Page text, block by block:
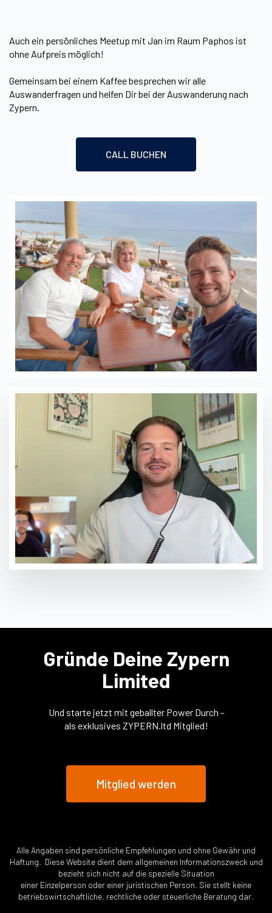
Auch ein persönliches Meetup mit Jan im Raum Paphos ist
ohne Aufpreis möglich!
Gemeinsam bei einem Kaffee besprechen wir alle
Auswanderfragen und helfen Dir bei der Auswanderung nach
Zypern.
CALL BUCHEN
Gründe Deine Zypern
Limited
Und starte jetzt mit geballter Power Durch -
als exklusives ZYPERN.ltd Mitglied!
Mitglied werden
Alle Angaben sind persönliche Empfehlungen und ohne Gewähr und
Haftung. Diese Website dient dem allgemeinen Informationszweck und
bezieht sich nicht auf die spezielle Situation
einer Einzelperson oder einer juristischen Person. Sie stellt keine
betriebswirtschaftliche, rechtliche oder steuerliche Beratung dar.